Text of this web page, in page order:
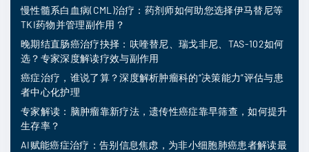
慢性髓系白血病(CML)治疗：药剂师如何助您选择伊马替尼等
TKI药物并管理副作用？
晚期结直肠癌治疗抉择：呋喹替尼、瑞戈非尼、TAS-102如何
选？专家深度解读疗效与副作用
癌症治疗，谁说了算？深度解析肿瘤科的“决策能力”评估与患
者中心化护理
专家解读：脑肿瘤靠新疗法，遗传性癌症靠早筛查，如何提升
生存率？
AI赋能癌症治疗：告别信息焦虑，为非小细胞肺癌患者解读最